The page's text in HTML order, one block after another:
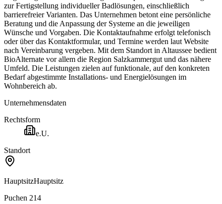
zur Fertigstellung individueller Badlösungen, einschließlich
barrierefreier Varianten. Das Unternehmen betont eine persönliche
Beratung und die Anpassung der Systeme an die jeweiligen
Wünsche und Vorgaben. Die Kontaktaufnahme erfolgt telefonisch
oder über das Kontaktformular, und Termine werden laut Website
nach Vereinbarung vergeben. Mit dem Standort in Altaussee bedient
BioAlternate vor allem die Region Salzkammergut und das nähere
Umfeld. Die Leistungen zielen auf funktionale, auf den konkreten
Bedarf abgestimmte Installations- und Energielösungen im
Wohnbereich ab.
Unternehmensdaten
Rechtsform
e.U.
Standort
HauptsitzHauptsitz
Puchen 214